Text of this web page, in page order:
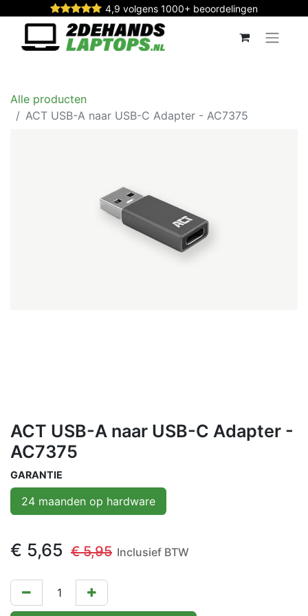
4,9 volgens 1000+ beoordelingen
Alle producten
ACT USB-A naar USB-C Adapter - AC7375
ACT USB-A naar USB-C Adapter -
AC7375
GARANTIE
24 maanden op hardware
€ 5,65 €5,95 Inclusief BTW